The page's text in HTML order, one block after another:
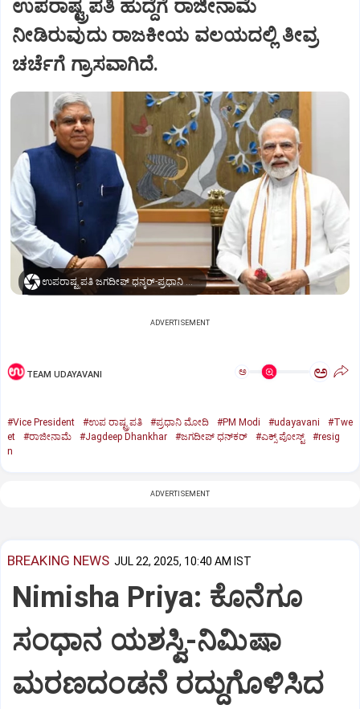
ಉಪರಾಷ್ಟ್ರಪತಿ ಹುದ್ದೆಗೆ ರಾಜೀನಾಮೆ
ನೀಡಿರುವುದು ರಾಜಕೀಯ ವಲಯದಲ್ಲಿ ತೀವ್ರ
ಚರ್ಚೆಗೆ ಗ್ರಾಸವಾಗಿದೆ.
ಉಪರಾಷ್ಟ್ರಪತಿ ಜಗದೀಪ್‌ ಧನ್ಕರ್-ಪ್ರಧಾನಿ ಮೋದಿ
ADVERTISEMENT
TEAM UDAYAVANI ಅ ಅ
#Vice President #ಉಪ ರಾಷ್ಟ್ರಪತಿ #ಪ್ರಧಾನಿ ಮೋದಿ #PM Modi #udayavani
#Twe
et
#ರಾಜೀನಾಮೆ #Jagdeep Dhankhar #ಜಗದೀಪ್‌ ಧನ್‌ಕರ್‌ #ಎಕ್ಸ್‌ ಪೋಸ್ಟ್
#resig
n
ADVERTISEMENT
BREAKING NEWS JUL 22, 2025, 10:40 AM IST
Nimisha Priya: ಕೊನೆಗೂ
ಸಂಧಾನ ಯಶಸ್ವಿ-ನಿಮಿಷಾ
ಮರಣದಂಡನೆ ರದ್ದುಗೊಳಿಸಿದ